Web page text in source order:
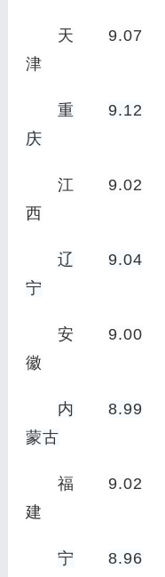
天
津
9.07
重
庆
9.12
江
西
9.02
辽
宁
9.04
安
徽
9.00
内
蒙古
8.99
福
建
9.02
宁
8.96